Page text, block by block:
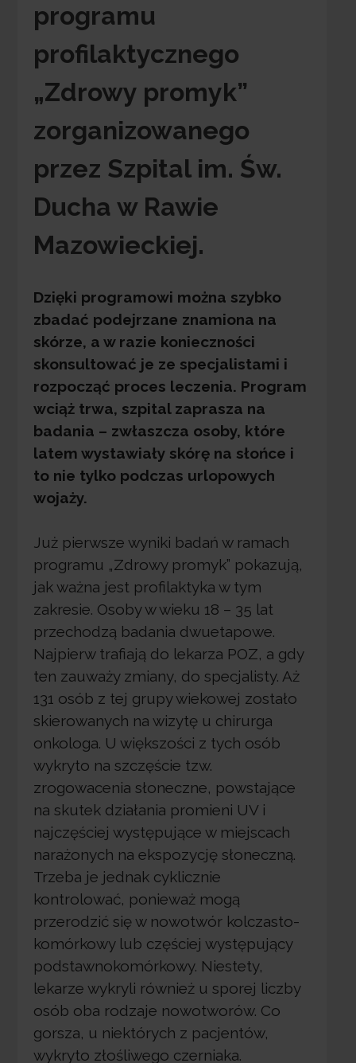
programu
profilaktycznego
„Zdrowy promyk”
zorganizowanego
przez Szpital im. Św.
Ducha w Rawie
Mazowieckiej.
Dzięki programowi można szybko
zbadać podejrzane znamiona na
skórze, a w razie konieczności
skonsultować je ze specjalistami i
rozpocząć proces leczenia. Program
wciąż trwa, szpital zaprasza na
badania – zwłaszcza osoby, które
latem wystawiały skórę na słońce i
to nie tylko podczas urlopowych
wojaży.
Już pierwsze wyniki badań w ramach
programu „Zdrowy promyk” pokazują,
jak ważna jest profilaktyka w tym
zakresie. Osoby w wieku 18 – 35 lat
przechodzą badania dwuetapowe.
Najpierw trafiają do lekarza POZ, a gdy
ten zauważy zmiany, do specjalisty. Aż
131 osób z tej grupy wiekowej zostało
skierowanych na wizytę u chirurga
onkologa. U większości z tych osób
wykryto na szczęście tzw.
zrogowacenia słoneczne, powstające
na skutek działania promieni UV i
najczęściej występujące w miejscach
narażonych na ekspozycję słoneczną.
Trzeba je jednak cyklicznie
kontrolować, ponieważ mogą
przerodzić się w nowotwór kolczasto-
komórkowy lub częściej występujący
podstawnokomórkowy. Niestety,
lekarze wykryli również u sporej liczby
osób oba rodzaje nowotworów. Co
gorsza, u niektórych z pacjentów,
wykryto złośliwego czerniaka.